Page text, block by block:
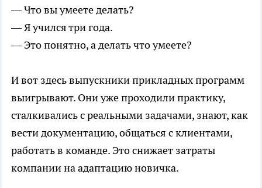
— Что вы умеете делать?
— Я учился три года.
— Это понятно, а делать что умеете?
И вот здесь выпускники прикладных программ
выигрывают. Они уже проходили практику,
сталкивались с реальными задачами, знают, как
вести документацию, общаться с клиентами,
работать в команде. Это снижает затраты
компании на адаптацию новичка.